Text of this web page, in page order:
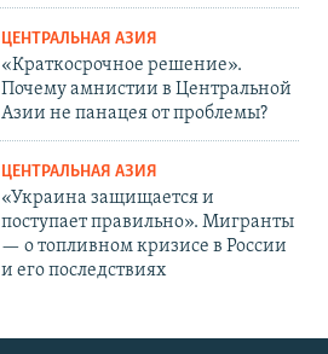
ЦЕНТРАЛЬНАЯ АЗИЯ
«Краткосрочное решение».
Почему амнистии в Центральной
Азии не панацея от проблемы?
ЦЕНТРАЛЬНАЯ АЗИЯ
«Украина защищается и
поступает правильно». Мигранты
— о топливном кризисе в России
и его последствиях